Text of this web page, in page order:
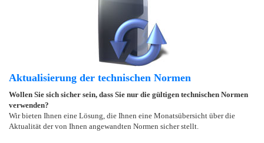
Aktualisierung der technischen Normen
Wollen Sie sich sicher sein, dass Sie nur die gültigen technischen Normen
verwenden?
Wir bieten Ihnen eine Lösung, die Ihnen eine Monatsübersicht über die
Aktualität der von Ihnen angewandten Normen sicher stellt.